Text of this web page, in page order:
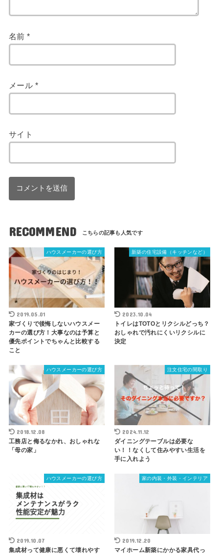
名前*
メール *
サイト
RECOMMEND
ハウスメーカーの選び方
2019.05.01
家づくりで後悔しないハウスメー
カーの選び方！大事なのは予算と
優先ポイントでちゃんと比較する
こと
新築の住宅設備（キッチンなど）
2023.10.04
トイレはTOTOとリクシルどっち？
おしゃれで汚れにくいリクシルに
決定
ハウスメーカーの選び方
2018.12.08
工務店と侮るなかれ、おしゃれな
「母の家」
注文住宅の間取り
2024.11.12
ダイニングテーブルは必要な
い！！なくして住みやすい生活を
手に入れよう
ハウスメーカーの選び方
2019.10.07
集成材って健康に悪くて壊れやす
家の内装・外装・インテリア
2019.12.20
マイホーム新築にかかる家具代っ